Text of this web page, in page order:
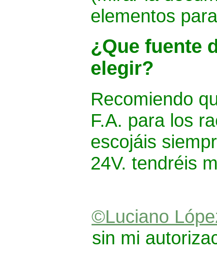
elementos
¿Que fuente
elegir?
Recomiendo
F.A. para los
escojáis
24V. tendréis
©Luciano
sin mi